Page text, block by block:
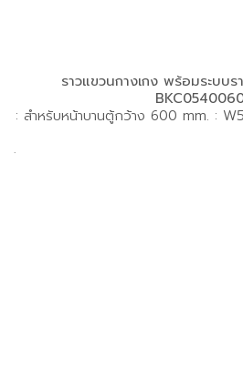
ราวแขวนกางเกง พร้อมระบบ
: สำหรับหน้าบานตู้กว้าง 600 mm. :
.